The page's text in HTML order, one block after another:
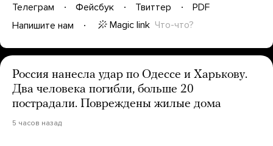
Телеграм Фейсбук Твиттер
PDF
Напишите нам
Magic link Что-что?
Россия нанесла удар по Одессе и Харькову.
Два человека погибли, больше 20
пострадали. Повреждены жилые дома
5 часов назад